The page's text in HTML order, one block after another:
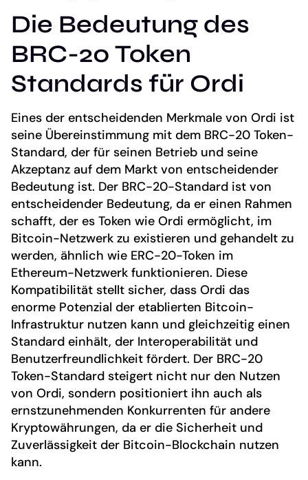
Die Bedeutung des
BRC-20 Token
Standards für Ordi
Eines der entscheidenden Merkmale von Ordi ist
seine Übereinstimmung mit dem BRC-20 Token-
Standard, der für seinen Betrieb und seine
Akzeptanz auf dem Markt von entscheidender
Bedeutung ist. Der BRC-20-Standard ist von
entscheidender Bedeutung, da er einen Rahmen
schafft, der es Token wie Ordi ermöglicht, im
Bitcoin-Netzwerk zu existieren und gehandelt zu
werden, ähnlich wie ERC-20-Token im
Ethereum-Netzwerk funktionieren. Diese
Kompatibilität stellt sicher, dass Ordi das
enorme Potenzial der etablierten Bitcoin-
Infrastruktur nutzen kann und gleichzeitig einen
Standard einhält, der Interoperabilität und
Benutzerfreundlichkeit fördert. Der BRC-20
Token-Standard steigert nicht nur den Nutzen
von Ordi, sondern positioniert ihn auch als
ernstzunehmenden Konkurrenten für andere
Kryptowährungen, da er die Sicherheit und
Zuverlässigkeit der Bitcoin-Blockchain nutzen
kann.